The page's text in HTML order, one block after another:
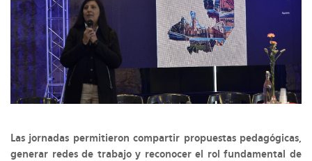
Las jornadas permitieron compartir propuestas pedagógicas,
generar redes de trabajo y reconocer el rol fundamental de